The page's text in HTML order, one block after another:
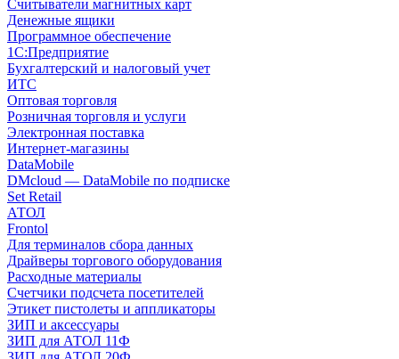
Считыватели магнитных карт
Денежные ящики
Программное обеспечение
1С:Предприятие
Бухгалтерский и налоговый учет
ИТС
Оптовая торговля
Розничная торговля и услуги
Электронная поставка
Интернет-магазины
DataMobile
DMcloud — DataMobile по подписке
Set Retail
АТОЛ
Frontol
Для терминалов сбора данных
Драйверы торгового оборудования
Расходные материалы
Счетчики подсчета посетителей
Этикет пистолеты и аппликаторы
ЗИП и аксессуары
ЗИП для АТОЛ 11Ф